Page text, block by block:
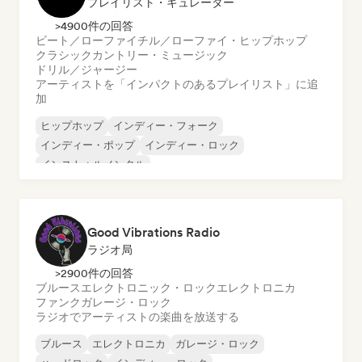
>4900件の回答
ビート／ローファイチル／ローファイ・ヒップホップ
クラシック カントリー・ミュージック
ドリル／ジャージー
アーティストを「インパクトのあるプレイリスト」に追
加
ヒップホップ
インディー・フォーク
インディー・ポップ
インディー・ロック
インストゥルメンタル
Good Vibrations Radio
ラジオ局
>2900件の回答
ブルースエレクトロニック・ロックエレクトロニカ
ファンクガレージ・ロック
ラジオでアーティストの楽曲を放送する
ブルース エレクトロニカ
ガレージ・ロック